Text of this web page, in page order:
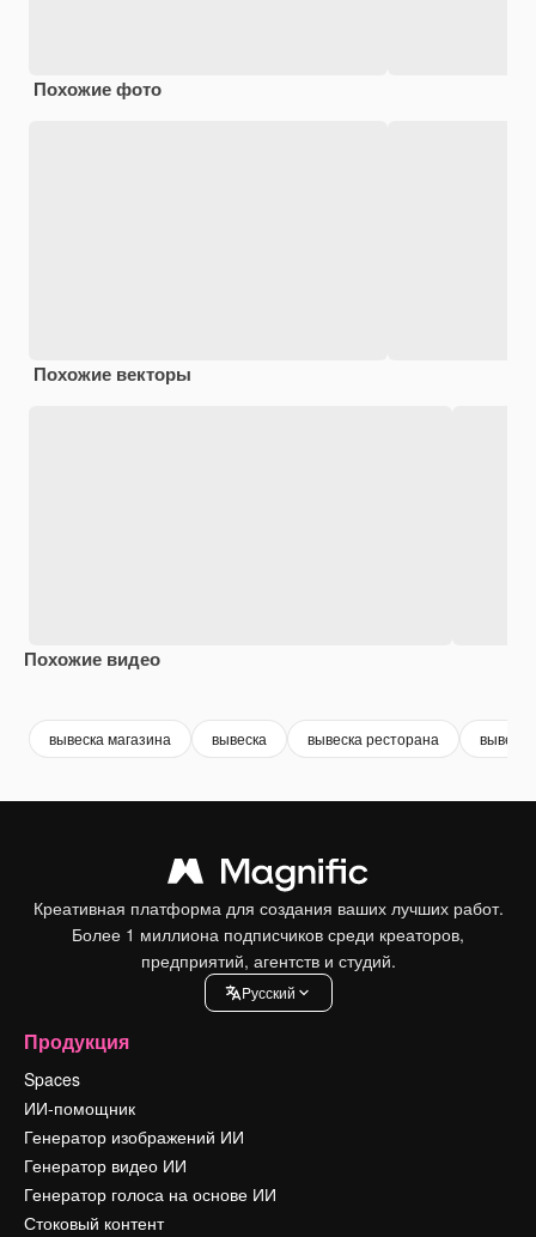
Похожие фото
Похожие векторы
Похожие видео
вывеска магазина вывеска вывеска ресторана
Креативная платформа для создания ваших лучших работ.
Более 1 миллиона подписчиков среди креаторов,
предприятий, агентств и студий.
Pусский
Продукция
Spaces
ИИ-помощник
Генератор изображений ИИ
Генератор видео ИИ
Генератор голоса на основе ИИ
Стоковый контент